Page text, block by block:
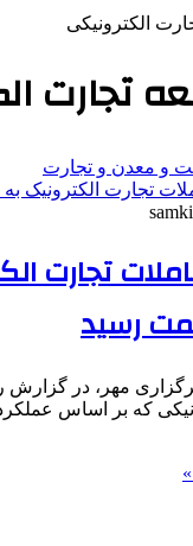
الکترونیکی
تجارت
و معدن و تجارت
تجارت
مهر، در